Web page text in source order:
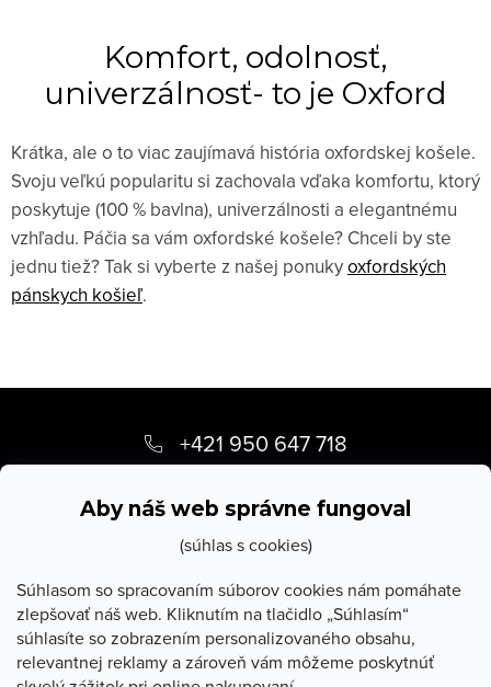
Aby náš web správne fungoval
(súhlas s cookies)
Súhlasom so spracovaním súborov cookies nám pomáhate
zlepšovať náš web. Kliknutím na tlačidlo „Súhlasím“
súhlasíte so zobrazením personalizovaného obsahu,
relevantnej reklamy a zároveň vám môžeme poskytnúť
Komfort, odolnosť,
univerzálnosť- to je Oxford
Krátka, ale o to viac zaujímavá história oxfordskej košele.
Svoju veľkú popularitu si zachovala vďaka komfortu, ktorý
poskytuje (100 % bavlna), univerzálnosti a elegantnému
vzhľadu. Páčia sa vám oxfordské košele? Chceli by ste
jednu tiež? Tak si vyberte z našej ponukyoxfordských
pánskych košieľ.
p
+421 950 647 718
O Stevula